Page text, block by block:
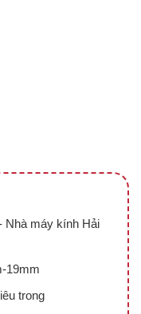
Nhà máy kính Hải
19mm
trong